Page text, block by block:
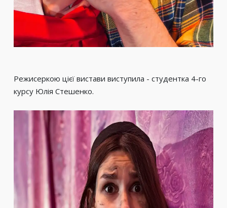
Режисеркою цієї вистави виступила - студентка 4-го
курсу Юлія Стешенко.